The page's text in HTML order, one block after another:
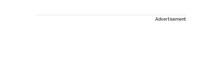
Advertisement